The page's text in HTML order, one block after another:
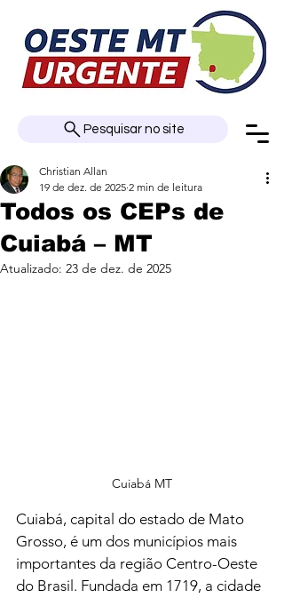
Pesquisar no site
Todos os CEPs de
Cuiabá – MT
Christian Allan
19 de dez. de 2025 2 min de leitura
Atualizado: 23 de dez. de 2025
Cuiabá MT
Cuiabá, capital do estado de Mato
Grosso, é um dos municípios mais
importantes da região Centro-Oeste
do Brasil. Fundada em 1719, a cidade